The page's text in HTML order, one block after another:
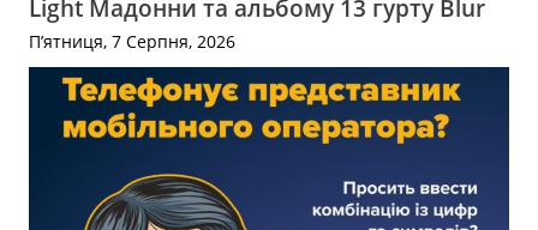
Light Мадонни та альбому 13 гурту Blur
П’ятниця, 7 Серпня, 2026